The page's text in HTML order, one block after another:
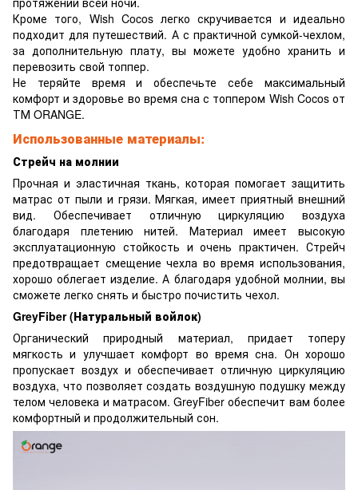
Кроме того, Wish Cocos легко скручивается и идеально
подходит для путешествий. А с практичной сумкой-чехлом,
за дополнительную плату, вы можете удобно хранить и
перевозить свой топпер.
Не теряйте время и обеспечьте себе максимальный
комфорт и здоровье во время сна с топпером Wish Cocos от
ТМ ORANGE.
Использованные материалы:
Стрейч на молнии
Прочная и эластичная ткань, которая помогает защитить
матрас от пыли и грязи. Мягкая, имеет приятный внешний
вид. Обеспечивает отличную циркуляцию воздуха
благодаря плетению нитей. Материал имеет высокую
эксплуатационную стойкость и очень практичен. Стрейч
предотвращает смещение чехла во время использования,
хорошо облегает изделие. А благодаря удобной молнии, вы
сможете легко снять и быстро почистить чехол.
GreyFiber (Натуральный войлок)
Органический природный материал, придает топеру
мягкость и улучшает комфорт во время сна. Он хорошо
пропускает воздух и обеспечивает отличную циркуляцию
воздуха, что позволяет создать воздушную подушку между
телом человека и матрасом. GreyFiber обеспечит вам более
комфортный и продолжительный сон.